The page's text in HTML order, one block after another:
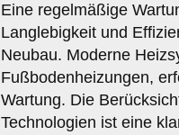
Eine regelmäßige
Langlebigkeit und
Neubau. Moderne
Fußbodenheizungen,
Wartung. Die
Technologien ist eine